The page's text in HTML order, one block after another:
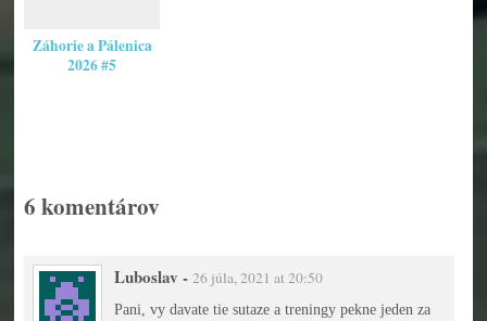
Záhorie a Pálenica
2026 #5
6 komentárov
Luboslav - 26 júla, 2021 at 20:50
Pani, vy davate tie sutaze a treningy pekne jeden za